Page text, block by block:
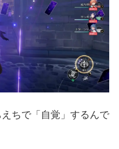
ちで「自覚」するんで